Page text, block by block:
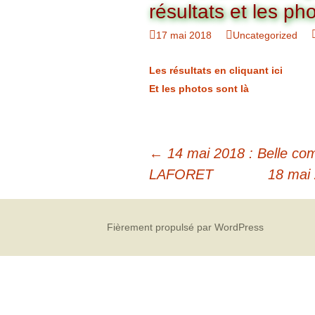
Organigramme
Commission Loisirs
Commission Sportive
Ryder
Brut Dames Novembre
Avril
Juin
résultats et les
17 mai 2018 Uncategorized
Les résultats en cliquant ici
Et les photos sont là
← 14 mai 2018 : Belle
LAFORET
18 mai
Fièrement propulsé par WordPress